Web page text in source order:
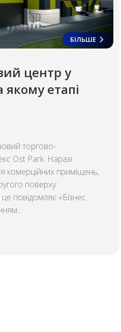
БІЛЬШЕ
центр у
якому етапі
торгово-
Ost Park. Наразі
комерційних приміщень,
поверху
повідомляє «Бізнес.